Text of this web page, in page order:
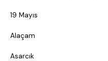
19 Mayıs
Alaçam
Asarcık